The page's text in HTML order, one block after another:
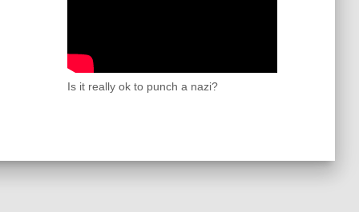
Is it really ok to punch a nazi?